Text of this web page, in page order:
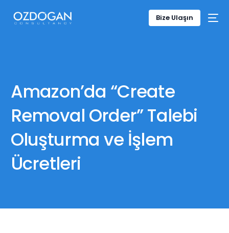
Bize Ulaşın
Amazon’da “Create
Removal Order” Talebi
Oluşturma ve İşlem
Ücretleri